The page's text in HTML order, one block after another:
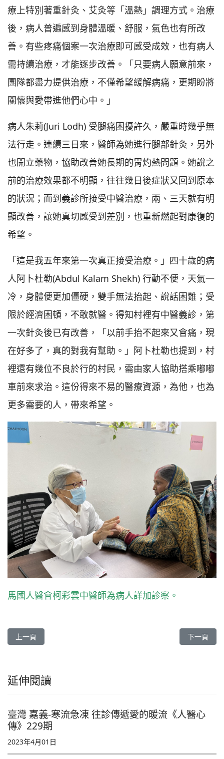
療上特別著重針灸、艾灸等「溫熱」調理方式。治療
後，病人普遍感到身體溫暖、舒服，氣色也有所改
善。有些疼痛個案一次治療即可感受成效，也有病人
需持續治療，才能逐步改善。「只要病人願意前來，
團隊都盡力提供治療，不僅希望緩解病痛，更期盼將
關懷與愛帶進他們心中。」
病人朱莉(Juri Lodh) 受腿痛困擾許久，嚴重時幾乎無
法行走。連續三日來，醫師為她進行腿部針灸，另外
也開立藥物，協助改善她長期的胃灼熱問題。她說之
前的治療效果都不明顯，往往幾日後症狀又回到原本
的狀況；而到義診所接受中醫治療，兩、三天就有明
顯改善，讓她真切感受到差別，也重新燃起對康復的
希望。
「這是我五年來第一次真正接受治療。」四十歲的病
人阿卜杜勒(Abdul Kalam Shekh) 行動不便，天氣一
冷，身體便更加僵硬，雙手無法抬起、說話困難；受
限於經濟困頓，不敢就醫。得知村裡有中醫義診，第
一次針灸後已有改善，「以前手抬不起來又會痛，現
在好多了，真的對我有幫助。」阿卜杜勒也提到，村
裡還有幾位不良於行的村民，需由家人協助搭乘嘟嘟
車前來求治。這份得來不易的醫療資源，為他，也為
更多需要的人，帶來希望。
馬國人醫會柯彩雲中醫師為病人詳加診察。
上一篇文章: 【馬來西亞 馬六甲】在關心中復健 在陪伴中前行《人
上一頁 下一篇文
下一頁
延伸閱讀
臺灣 嘉義-寒流急凍 往診傳遞愛的暖流《人醫心
傳》229期
2023年4月01日